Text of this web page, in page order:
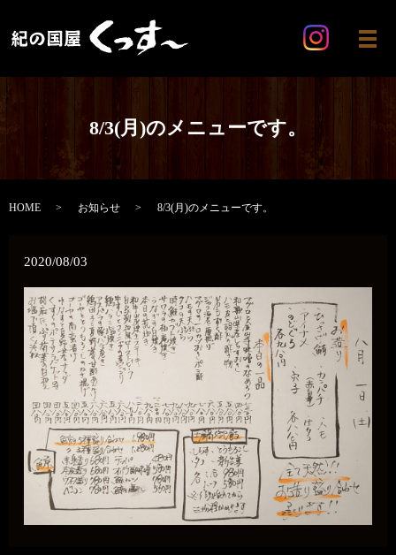
メ
8/3(月)のメニューです。
HOME お知らせ 8/3(月)のメニューです。
2020/08/03